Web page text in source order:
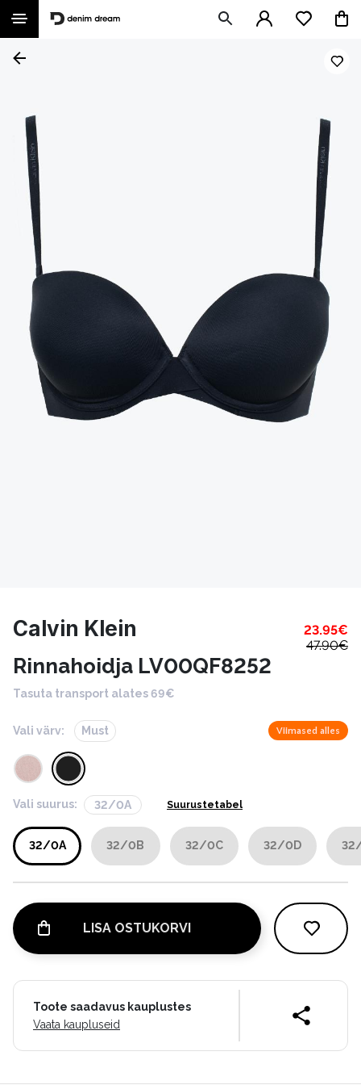
Calvin Klein 23.95€
47.90€
Rinnahoidja LV00QF8252
Tasuta transport alates 69€
Vali värv: Must Viimased alles
Vali suurus: 32/0A Suurustetabel
32/0A 32/0B 32/0C 32/0D
LISA OSTUKORVI
Toote saadavus kauplustes
Vaata kaupluseid